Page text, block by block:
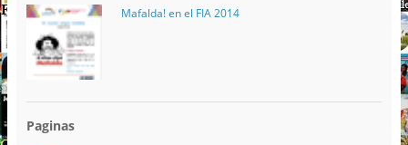
Mafalda! en el FIA 2014
Paginas